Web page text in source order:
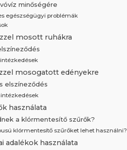
minőségére
egészségügyi problémák
mosott ruhákra
mosogatott edényekre
elszíneződés
használata
a klórmentesítő szűrők?
klórmentesítő szűrőket lehet használni?
adalékok használata